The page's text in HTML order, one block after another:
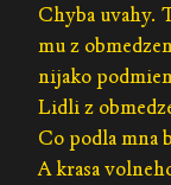
Chyba uvahy.
mu z
nijako
Lidli z
Co podla mna
A krasa